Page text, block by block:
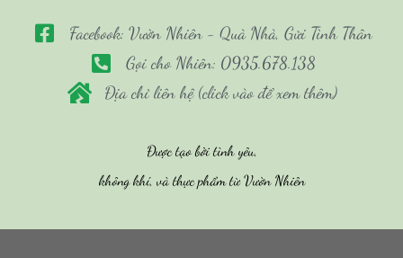
Facebook: Vườn Nhiên - Quà Nhà, Gửi Tình Thân
Gọi cho Nhiên: 0935.678.138
Địa chỉ liên hệ (click vào để xem thêm)
Được tạo bởi tình yêu,
không khí, và thực phẩm từ Vườn Nhiên